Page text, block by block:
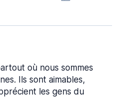
où nous sommes
Ils sont aimables,
les gens du